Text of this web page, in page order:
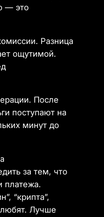
— это
Разница
ощутимой.
После
поступают на
минут до
за тем, что
платежа.
“крипта”,
любят. Лучше